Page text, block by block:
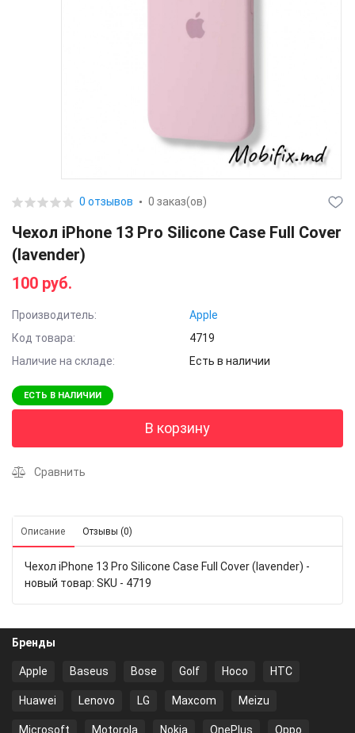
0 отзывов 0 заказ(ов)
Чехол iPhone 13 Pro Silicone Case Full Cover
(lavender)
100 руб.
Производитель:
Apple
Код товара:
4719
Наличие на складе:
Есть в наличии
ЕСТЬ В НАЛИЧИИ
В корзину
Сравнить
Описание Отзывы (0)
Чехол iPhone 13 Pro Silicone Case Full Cover (lavender) -
новый товар: SKU - 4719
Бренды
Apple Baseus Bose Golf Hoco HTC
Huawei Lenovo LG Maxcom Meizu
Microsoft Motorola Nokia OnePlus Oppo